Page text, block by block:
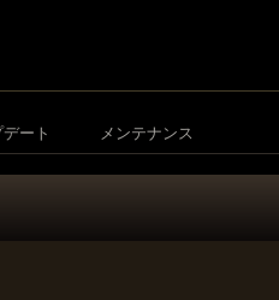
ート メンテナンス